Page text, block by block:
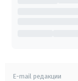
E-mail редакции